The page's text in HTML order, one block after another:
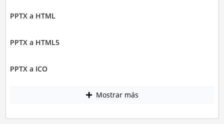
PPTX a HTML
PPTX a HTML5
PPTX a ICO
Mostrar más